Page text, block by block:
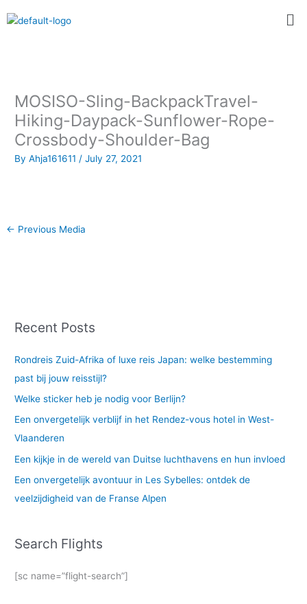
to
MOSISO-Sling-BackpackTravel-
Hiking-Daypack-Sunflower-Rope-
Crossbody-Shoulder-Bag
ByAhja161611/July 27, 2021
← Previous Media
Recent Posts
Rondreis Zuid-Afrika of luxe reis Japan: welke bestemming
past bij jouw reisstijl?
Welke sticker heb je nodig voor Berlijn?
Een onvergetelijk verblijf in het Rendez-vous hotel in West-
Vlaanderen
Een kijkje in de wereld van Duitse luchthavens en hun invloed
Een onvergetelijk avontuur in Les Sybelles: ontdek de
veelzijdigheid van de Franse Alpen
Search Flights
[sc name=”flight-search”]